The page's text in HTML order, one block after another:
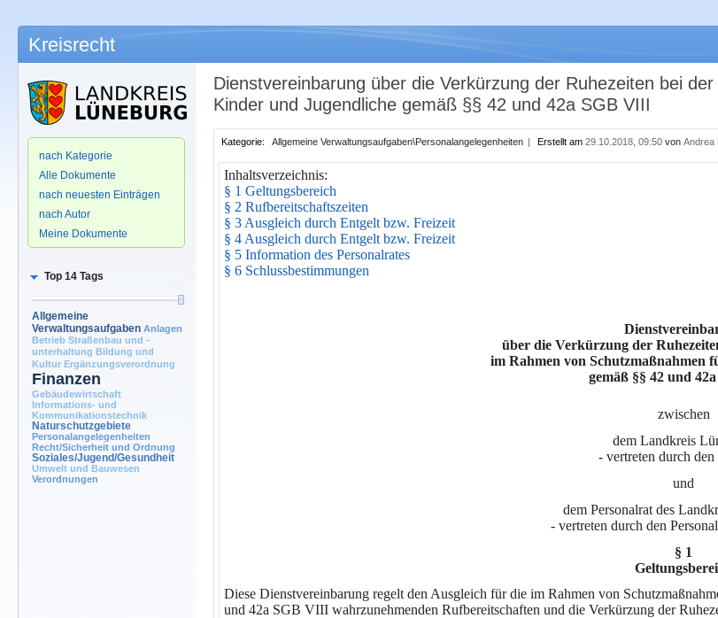
Kreisrecht
nach Kategorie
Alle Dokumente
nach neuesten Einträgen
nach Autor
Meine Dokumente
Top 14 Tags
Allgemeine
Verwaltungsaufgaben Anlagen
Betrieb Straßenbau und -
unterhaltung Bildung und
Kultur Ergänzungsverordnung
Finanzen
Gebäudewirtschaft
Informations- und
Kommunikationstechnik
Naturschutzgebiete
Personalangelegenheiten
Recht/Sicherheit und Ordnung
Soziales/Jugend/Gesundheit
Umwelt und Bauwesen
Verordnungen
Dienstvereinbarung über die Verkürzung der Ruhezeiten bei
Kinder und Jugendliche gemäß §§ 42 und 42a SGB VIII
Kategorie: Allgemeine Verwaltungsaufgaben\Personalangelegenheiten | Erstellt am 29.10.2018, 09:50 von Andrea
Inhaltsverzeichnis:
§ 1 Geltungsbereich
§ 2 Rufbereitschaftszeiten
§ 3 Ausgleich durch Entgelt bzw. Freizeit
§ 4 Ausgleich durch Entgelt bzw. Freizeit
§ 5 Information des Personalrates
§ 6 Schlussbestimmungen
über die Verkürzung der
im Rahmen von Schutzmaßnahmen
gemäß §§ 42 und
zwischen
dem Landkreis
- vertreten durch
und
dem Personalrat des
- vertreten durch den
§ 1
Diese Dienstvereinbarung regelt den Ausgleich für die im Rahmen von
und 42a SGB VIII wahrzunehmenden Rufbereitschaften und die Verkürzung der